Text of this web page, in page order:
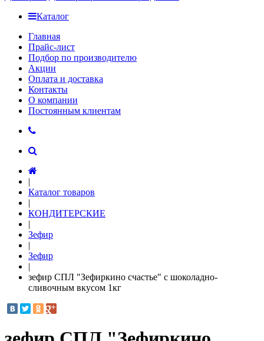
Каталог
Главная
Прайс-лист
Подбор по производителю
Акции
Оплата и доставка
Контакты
О компании
Постоянным клиентам
|
Каталог товаров
|
КОНДИТЕРСКИЕ
|
Зефир
|
Зефир
|
зефир СПЛ "Зефиркино счастье" с шоколадно-
сливочным вкусом 1кг